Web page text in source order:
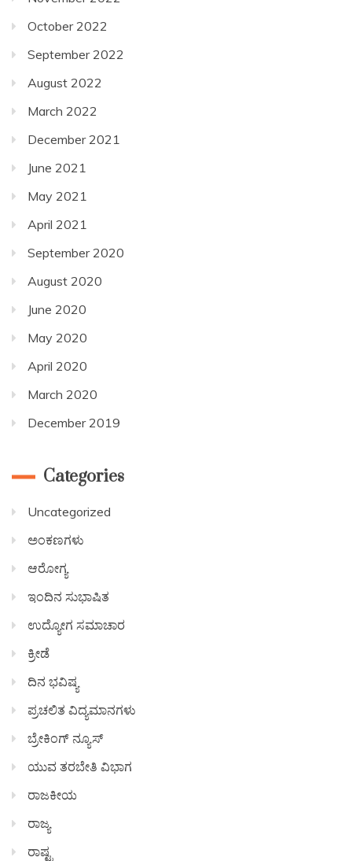
October 2022
September 2022
August 2022
March 2022
December 2021
June 2021
May 2021
April 2021
September 2020
August 2020
June 2020
May 2020
April 2020
March 2020
December 2019
Categories
Uncategorized
ಅಂಕಣಗಳು
ಆರೋಗ್ಯ
ಇಂದಿನ ಸುಭಾಷಿತ
ಉದ್ಯೋಗ ಸಮಾಚಾರ
ಕ್ರೀಡೆ
ದಿನ ಭವಿಷ್ಯ
ಪ್ರಚಲಿತ ವಿದ್ಯಮಾನಗಳು
ಬ್ರೇಕಿಂಗ್ ನ್ಯೂಸ್
ಯುವ ತರಬೇತಿ ವಿಭಾಗ
ರಾಜಕೀಯ
ರಾಜ್ಯ
ರಾಷ್ಟ್ರ